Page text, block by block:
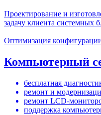
Проектирование и
задачу клиента системных
Оптимизация
Компьютерный
бесплатная
ремонт и
ремонт LCD-
поддержка